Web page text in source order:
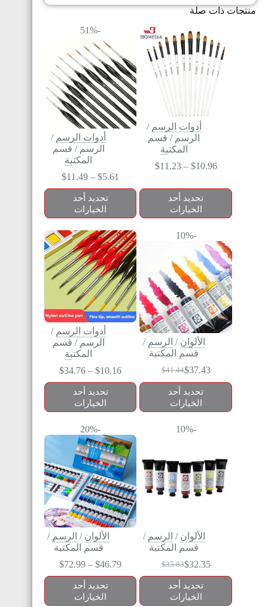
منتجات ذات صلة
أدوات الرسم /
الرسم / قسم
المكتبة
$10.96
–
$11.23
تحديد أحد
الخيارات
-51%
أدوات الرسم /
الرسم / قسم
المكتبة
$5.61
–
$11.49
تحديد أحد
الخيارات
-10%
الألوان / الرسم /
قسم المكتبة
$41.44$37.43
تحديد أحد
الخيارات
أدوات الرسم /
الرسم / قسم
المكتبة
$10.16
–
$34.76
تحديد أحد
الخيارات
-10%
الألوان / الرسم /
قسم المكتبة
$35.83$32.35
تحديد أحد
الخيارات
-20%
الألوان / الرسم /
قسم المكتبة
$46.79
–
$72.99
تحديد أحد
الخيارات